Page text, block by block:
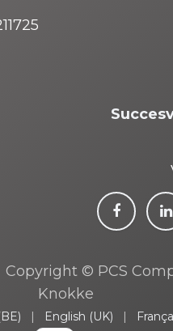
Copyright © PCS
Knokke
| English (UK) |